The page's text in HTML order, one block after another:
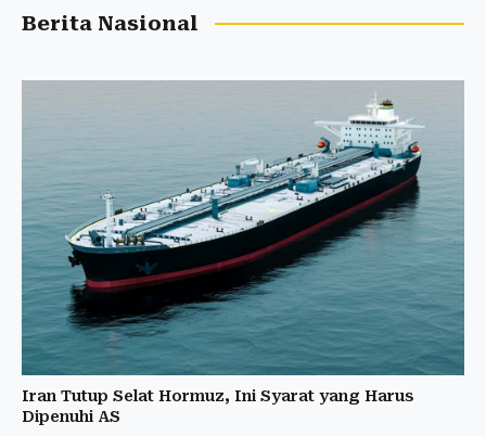
Berita Nasional
Iran Tutup Selat Hormuz, Ini Syarat yang Harus
Dipenuhi AS